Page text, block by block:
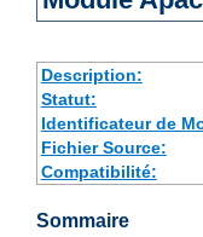
Description:
Statut:
Identificateur de
Fichier Source:
Compatibilité:
Sommaire